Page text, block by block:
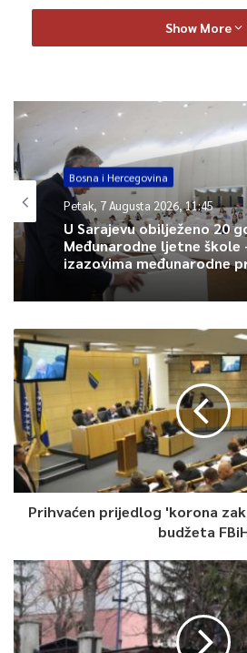
EU. Svako vozilo posjeduje zadnju
15“, respiratore “Wiman“ zadnje
0
Article Rating
Show More
Bosna i Hercegovina
Petak, 7 Augusta 2026, 11:45
U Sarajevu obilježeno 20
Međunarodne ljetne škole
izazovima međunarodne
Prihvaćen prijedlog 'korona
budžeta